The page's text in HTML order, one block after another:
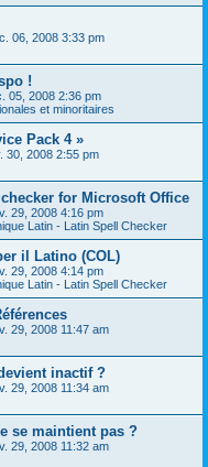
06, 2008 3:33 pm
!
05, 2008 2:36 pm
et minoritaires
Pack 4 »
30, 2008 2:55 pm
for Microsoft Office
29, 2008 4:16 pm
Latin - Latin Spell Checker
il Latino (COL)
29, 2008 4:14 pm
Latin - Latin Spell Checker
29, 2008 11:47 am
inactif ?
29, 2008 11:34 am
se maintient pas ?
29, 2008 11:32 am